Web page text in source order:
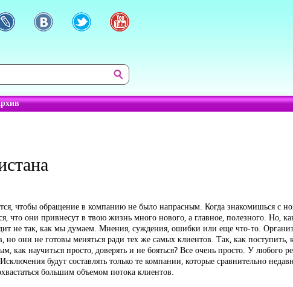
чтобы обращение в компанию не было напрасным. Когда знакомишься с
что они привнесут в твою жизнь много нового, а главное, полезного. Но,
не так, как мы думаем. Мнения, суждения, ошибки или еще что-то.
но они не готовы меняться ради тех же самых клиентов. Так, как поступить,
как научиться просто, доверять и не бояться? Все очень просто. У любого
будут составлять только те компании, которые сравнительно
большим объемом потока клиентов.